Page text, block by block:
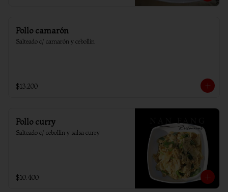
Pollo camarón
Salteado c/ camarón y cebollín
$13.200
Pollo curry
Salteado c/ cebollin y salsa curry
$10.400